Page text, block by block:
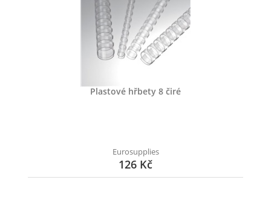
Plastové hřbety 8 čiré
Eurosupplies
126 Kč